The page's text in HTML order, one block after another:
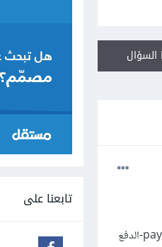
المشروع هو عبارة عن سكربت برمجي يستخدم لارافيل أحدث أصدار بالأضافة الي live wire وطرق الدفع [paypal-stripe-الدفع
تابعنا على